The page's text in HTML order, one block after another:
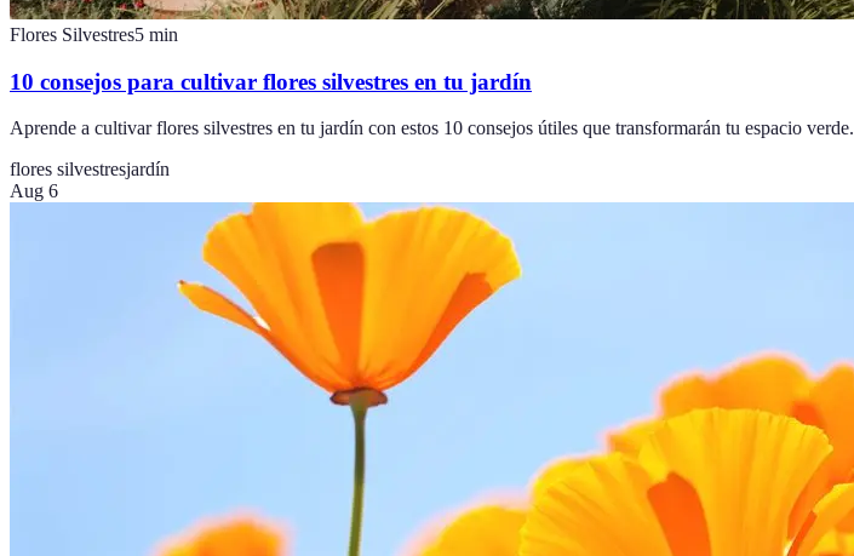
Flores Silvestres5 min
10 consejos para cultivar flores silvestres en tu jardín
Aprende a cultivar flores silvestres en tu jardín con estos 10 consejos útiles que transformarán tu espacio verde.
flores silvestresjardín
Aug 6